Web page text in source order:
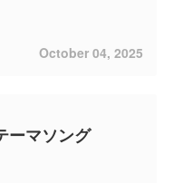
October 04, 2025
ーマソング